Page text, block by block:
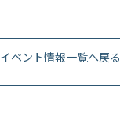
イベント情報一覧へ戻る